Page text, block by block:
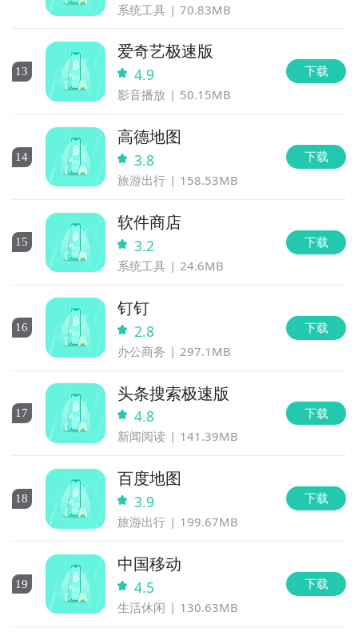
系统工具 70.83MB
13
爱奇艺极速版
4.9
影音播放 50.15MB
下载
14
高德地图
3.8
旅游出行 158.53MB
下载
15
软件商店
3.2
系统工具 24.6MB
下载
16
钉钉
2.8
办公商务 297.1MB
下载
17
头条搜索极速版
4.8
新闻阅读 141.39MB
下载
18
百度地图
3.9
旅游出行 199.67MB
下载
19
中国移动
4.5
生活休闲 130.63MB
下载